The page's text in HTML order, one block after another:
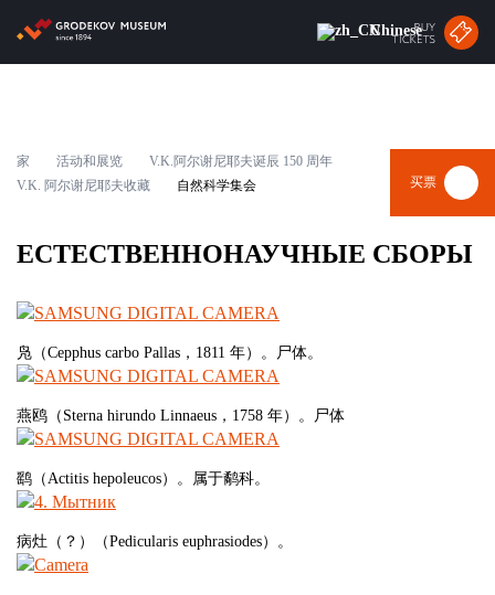
Chinese
家 活动和展览
V.K.阿尔谢尼耶夫诞辰 150 周年
V.K. 阿尔谢尼耶夫收藏
自然科学集会
ЕСТЕСТВЕННОНАУЧНЫЕ СБОРЫ
凫（Cepphus carbo Pallas，1811 年）。尸体。
燕鸥（Sterna hirundo Linnaeus，1758 年）。尸体
鹞（Actitis hepoleucos）。属于鹬科。
病灶（？）（Pedicularis euphrasiodes）。
消息
在线博物馆
合作伙伴
购票
购票
买票